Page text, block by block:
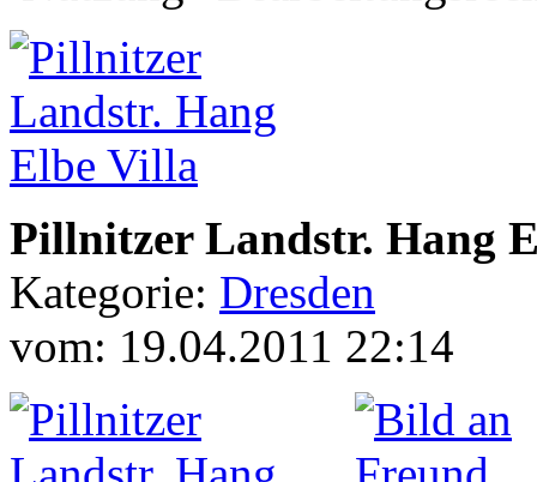
Pillnitzer Landstr. Hang
Kategorie: Dresden
vom: 19.04.2011 22:14